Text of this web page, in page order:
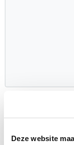
Deze website